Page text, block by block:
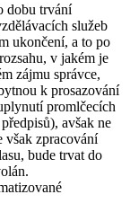
dobu trvání
služeb
ukončení, a to po
v jakém je
zájmu správce,
k prosazování
promlčecích
avšak ne
však zpracování
bude trvat do